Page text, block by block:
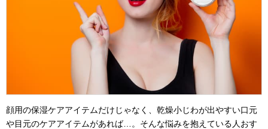
顔用の保湿ケアアイテムだけじゃなく、乾燥小じわが出やすい口元
や目元のケアアイテムがあれば…。そんな悩みを抱えている人おす